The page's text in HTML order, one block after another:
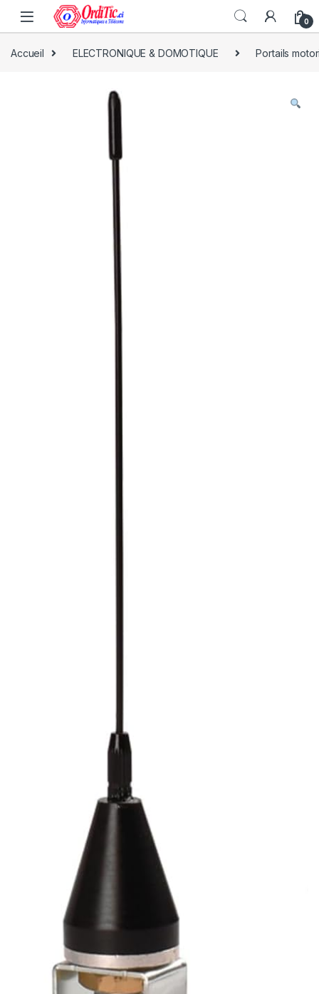
0
Accueil ELECTRONIQUE & DOMOTIQUE Portails